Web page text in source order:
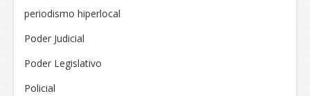
periodismo hiperlocal
Poder Judicial
Poder Legislativo
Policial